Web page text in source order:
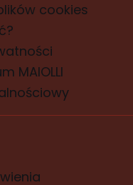
cookies
MAIOLLI